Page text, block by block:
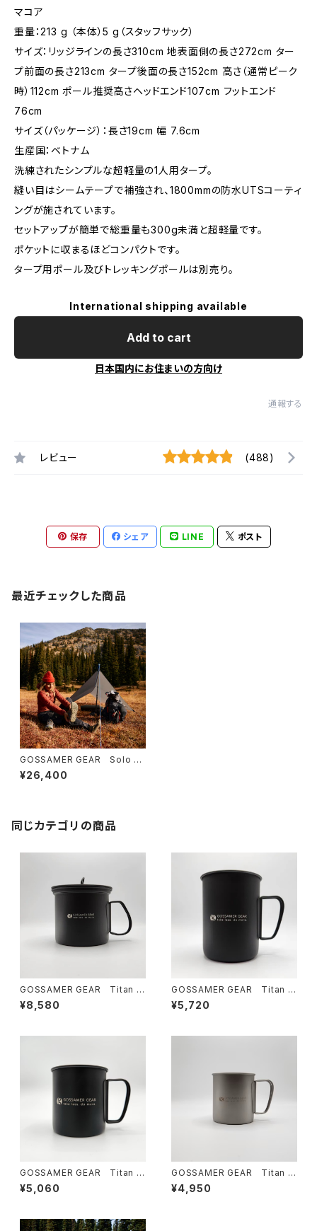
マコア
重量：213 g （本体）5 g（スタッフサック）
サイズ：リッジラインの長さ310cm 地表面側の長さ272cm ター
プ前面の長さ213cm タープ後面の長さ152cm 高さ（通常ピーク
時）112cm ポール推奨高さヘッドエンド107cm フットエンド
76cm
サイズ（パッケージ）：長さ19cm 幅 7.6cm
生産国：ベトナム
洗練されたシンプルな超軽量の1人用タープ。
縫い目はシームテープで補強され、1800mmの防水UTSコーティ
ングが施されています。
セットアップが簡単で総重量も300g未満と超軽量です。
ポケットに収まるほどコンパクトです。
タープ用ポール及びトレッキングポールは別売り。
International shipping available
Add to cart
日本国内にお住まいの方向け
通報する
レビュー (488)
保存 シェア LINE ポスト
最近チェックした商品
GOSSAMER GEAR Solo Ta
rp ゴッサマーギア
¥26,400
同じカテゴリの商品
GOSSAMER GEAR Titan K
ettle Cooker 900 BLACK
¥8,580
GOSSAMER GEAR Titan Si
ngle Mug 600 BLACK
¥5,720
GOSSAMER GEAR Titan Si
ngle Mug 450 BLACK
¥5,060
GOSSAMER GEAR Titan Si
ngle Mug 600 Silver
¥4,950